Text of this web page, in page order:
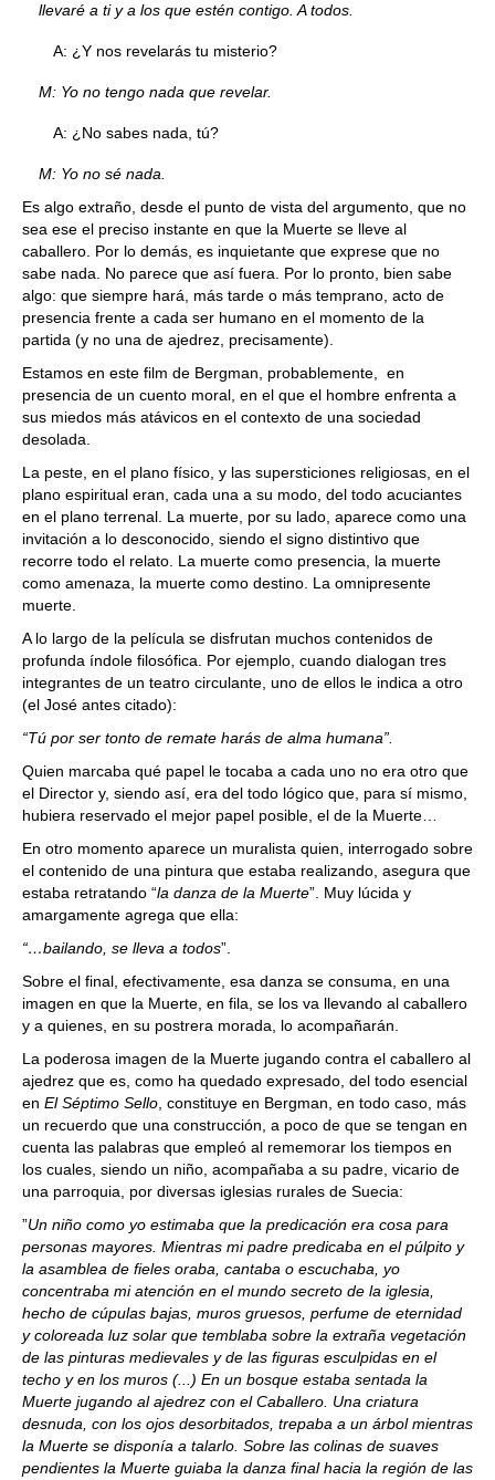
llevaré a ti y a los que estén contigo. A todos.
A: ¿Y nos revelarás tu misterio?
M: Yo no tengo nada que revelar.
A: ¿No sabes nada, tú?
M: Yo no sé nada.
Es algo extraño, desde el punto de vista del argumento, que no
sea ese el preciso instante en que la Muerte se lleve al
caballero. Por lo demás, es inquietante que exprese que no
sabe nada. No parece que así fuera. Por lo pronto, bien sabe
algo: que siempre hará, más tarde o más temprano, acto de
presencia frente a cada ser humano en el momento de la
partida (y no una de ajedrez, precisamente).
Estamos en este film de Bergman, probablemente, en
presencia de un cuento moral, en el que el hombre enfrenta a
sus miedos más atávicos en el contexto de una sociedad
desolada.
La peste, en el plano físico, y las supersticiones religiosas, en el
plano espiritual eran, cada una a su modo, del todo acuciantes
en el plano terrenal. La muerte, por su lado, aparece como una
invitación a lo desconocido, siendo el signo distintivo que
recorre todo el relato. La muerte como presencia, la muerte
como amenaza, la muerte como destino. La omnipresente
muerte.
A lo largo de la película se disfrutan muchos contenidos de
profunda índole filosófica. Por ejemplo, cuando dialogan tres
integrantes de un teatro circulante, uno de ellos le indica a otro
(el José antes citado):
“Tú por ser tonto de remate harás de alma humana”.
Quien marcaba qué papel le tocaba a cada uno no era otro que
el Director y, siendo así, era del todo lógico que, para sí mismo,
hubiera reservado el mejor papel posible, el de la Muerte…
En otro momento aparece un muralista quien, interrogado sobre
el contenido de una pintura que estaba realizando, asegura que
estaba retratando “la danza de la Muerte”. Muy lúcida y
amargamente agrega que ella:
“…bailando, se lleva a todos”.
Sobre el final, efectivamente, esa danza se consuma, en una
imagen en que la Muerte, en fila, se los va llevando al caballero
y a quienes, en su postrera morada, lo acompañarán.
La poderosa imagen de la Muerte jugando contra el caballero al
ajedrez que es, como ha quedado expresado, del todo esencial
en El Séptimo Sello , constituye en Bergman, en todo caso, más
un recuerdo que una construcción, a poco de que se tengan en
cuenta las palabras que empleó al rememorar los tiempos en
los cuales, siendo un niño, acompañaba a su padre, vicario de
una parroquia, por diversas iglesias rurales de Suecia:
”Un niño como yo estimaba que la predicación era cosa para
personas mayores. Mientras mi padre predicaba en el púlpito y
la asamblea de fieles oraba, cantaba o escuchaba, yo
concentraba mi atención en el mundo secreto de la iglesia,
hecho de cúpulas bajas, muros gruesos, perfume de eternidad
y coloreada luz solar que temblaba sobre la extraña vegetación
de las pinturas medievales y de las figuras esculpidas en el
techo y en los muros (...) En un bosque estaba sentada la
Muerte jugando al ajedrez con el Caballero. Una criatura
desnuda, con los ojos desorbitados, trepaba a un árbol mientras
la Muerte se disponía a talarlo. Sobre las colinas de suaves
pendientes la Muerte guiaba la danza final hacia la región de las